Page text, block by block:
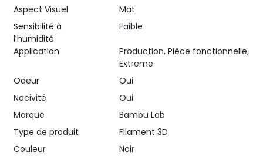
Aspect Visuel
Mat
Sensibilité à
l'humidité
Faible
Application
Production, Pièce fonctionnelle,
Extreme
Odeur
Oui
Nocivité
Oui
Marque
Bambu Lab
Type de produit
Filament 3D
Couleur
Noir